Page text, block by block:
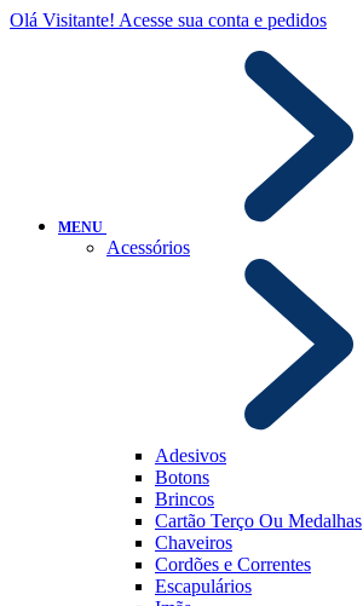
Olá Visitante! Acesse sua conta e pedidos
MENU
Acessórios
Adesivos
Botons
Brincos
Cartão Terço Ou Medalhas
Chaveiros
Cordões e Correntes
Escapulários